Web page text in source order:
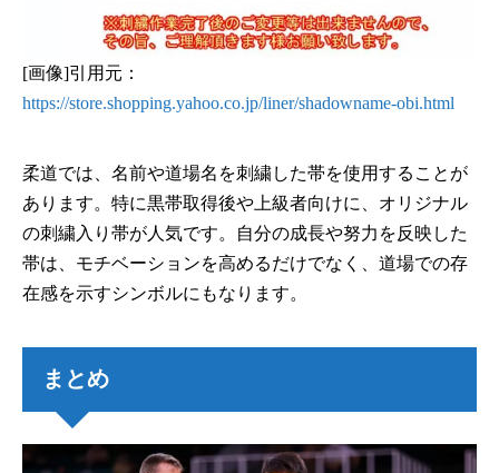
[画像]引用元：
https://store.shopping.yahoo.co.jp/liner/shadowname-obi.html
柔道では、名前や道場名を刺繍した帯を使用することが
あります。特に黒帯取得後や上級者向けに、オリジナル
の刺繍入り帯が人気です。自分の成長や努力を反映した
帯は、モチベーションを高めるだけでなく、道場での存
在感を示すシンボルにもなります。
まとめ